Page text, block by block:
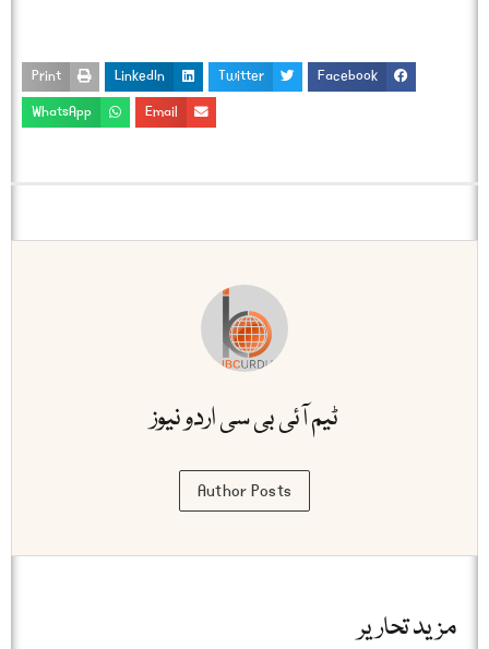
Facebook
Twitter
LinkedIn
Print
Email
WhatsApp
ٹیم آئی بی سی اردو نیوز
Author Posts
مزید تحاریر